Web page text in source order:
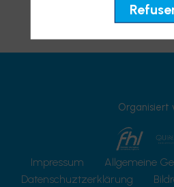
Organisiert
Impressum
Allgemeine
Datenschuztzerklärung